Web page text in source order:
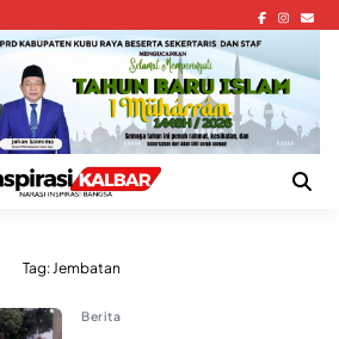
Tag:Jembatan
Berita